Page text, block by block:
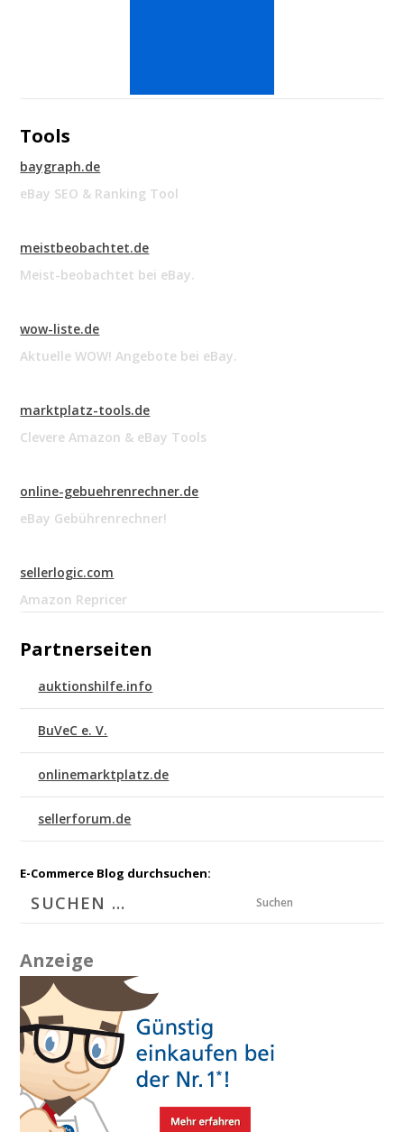
Tools
baygraph.de
eBay SEO & Ranking Tool
meistbeobachtet.de
Meist-beobachtet bei eBay.
wow-liste.de
Aktuelle WOW! Angebote bei eBay.
marktplatz-tools.de
Clevere Amazon & eBay Tools
online-gebuehrenrechner.de
eBay Gebührenrechner!
sellerlogic.com
Amazon Repricer
Partnerseiten
auktionshilfe.info
BuVeC e. V.
onlinemarktplatz.de
sellerforum.de
E-Commerce Blog durchsuchen:
Suchen
Anzeige